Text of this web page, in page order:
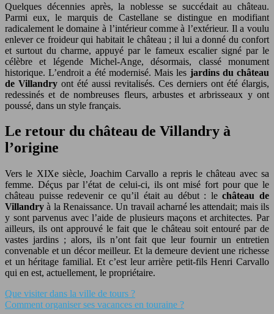
Quelques décennies après, la noblesse se succédait au château.
Parmi eux, le marquis de Castellane se distingue en modifiant
radicalement le domaine à l’intérieur comme à l’extérieur. Il a voulu
enlever ce froideur qui habitait le château ; il lui a donné du confort
et surtout du charme, appuyé par le fameux escalier signé par le
célèbre et légende Michel-Ange, désormais, classé monument
historique. L’endroit a été modernisé. Mais les jardins du château
de Villandry ont été aussi revitalisés. Ces derniers ont été élargis,
redessinés et de nombreuses fleurs, arbustes et arbrisseaux y ont
poussé, dans un style français.
Le retour du château de Villandry à
l’origine
Vers le XIXe siècle, Joachim Carvallo a repris le château avec sa
femme. Déçus par l’état de celui-ci, ils ont misé fort pour que le
château puisse redevenir ce qu’il était au début : lechâteau de
Villandry à la Renaissance. Un travail acharné les attendait; mais ils
y sont parvenus avec l’aide de plusieurs maçons et architectes. Par
ailleurs, ils ont approuvé le fait que le château soit entouré par de
vastes jardins ; alors, ils n’ont fait que leur fournir un entretien
convenable et un décor meilleur. Et la demeure devient une richesse
et un héritage familial. Et c’est leur arrière petit-fils Henri Carvallo
qui en est, actuellement, le propriétaire.
Que visiter dans la ville de tours ?
Comment organiser ses vacances en touraine ?